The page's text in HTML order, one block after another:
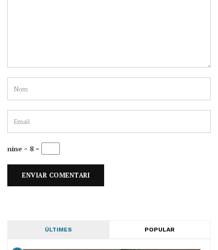
nine − 8 =
ÚLTIMES POPULAR